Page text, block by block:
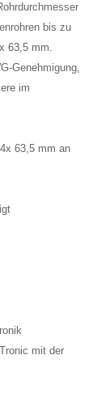
bis zu
63,5 mm.
Genehmigung,
im
63,5 mm an
mit der